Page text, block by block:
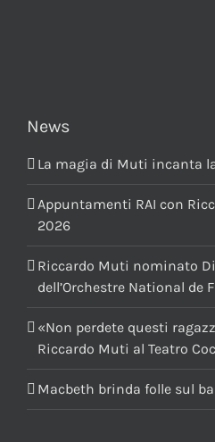
News
La magia di Muti incanta
Appuntamenti RAI con
2026
Riccardo Muti nominato
dell’Orchestre National de
«Non perdete questi
Riccardo Muti al Teatro
Macbeth brinda folle sul